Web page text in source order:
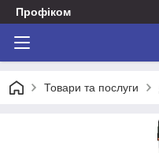
Профіком
Товари та послуги